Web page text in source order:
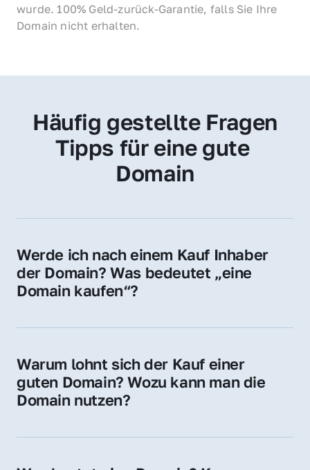
wurde. 100% Geld-zurück-Garantie, falls Sie Ihre
Domain nicht erhalten.
Häufig gestellte Fragen
Tipps für eine gute
Domain
Werde ich nach einem Kauf Inhaber
der Domain? Was bedeutet „eine
Domain kaufen“?
Sie erhalten alle Rechte zur Nutzung,
Domain.
Warum lohnt sich der Kauf einer
guten Domain? Wozu kann man die
Domain nutzen?
Vertrauen und Markenwert. Nutzen Sie sie